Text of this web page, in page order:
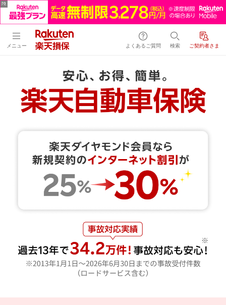
メニュー よくあるご質問 検索 ご契約者さま